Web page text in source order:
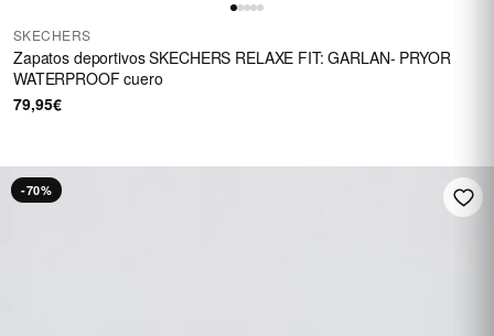
SKECHERS
Zapatos deportivos SKECHERS RELAXE FIT: GARLAN- PRYOR
WATERPROOF cuero
79,95€
-70%